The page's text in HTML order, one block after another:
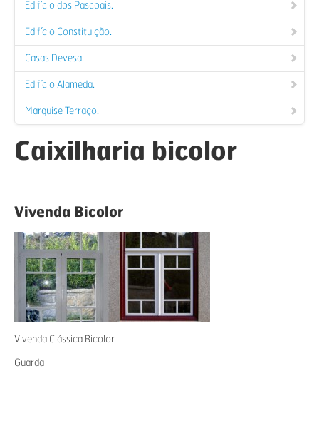
Edifício dos Pascoais.
Edifício Constituição.
Casas Devesa.
Edifício Alameda.
Marquise Terraço.
Caixilharia bicolor
Vivenda Bicolor
Vivenda Clássica Bicolor
Guarda